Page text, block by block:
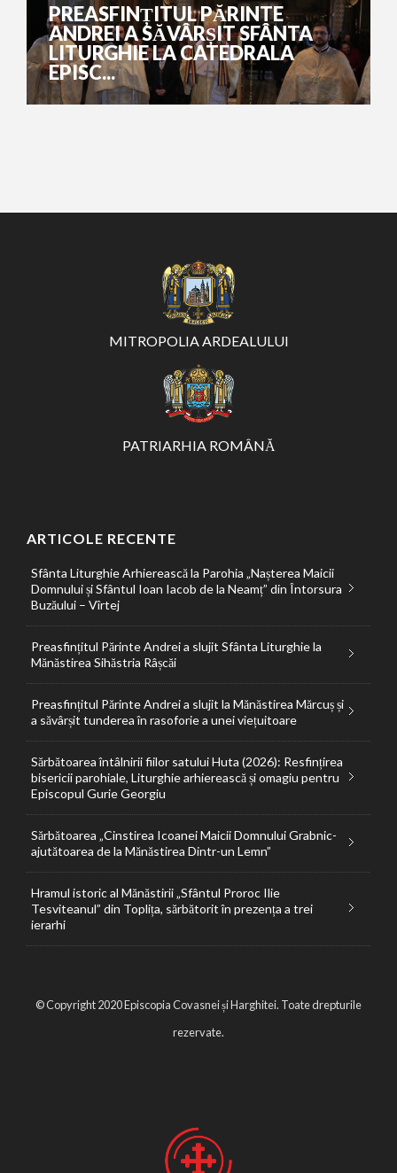
PREASFINȚITUL PĂRINTE
ANDREI A SĂVÂRȘIT SFÂNTA
LITURGHIE LA CATEDRALA
EPISC...
MITROPOLIA ARDEALULUI
PATRIARHIA ROMÂNĂ
ARTICOLE RECENTE
Sfânta Liturghie Arhierească la Parohia „Nașterea Maicii
Domnului și Sfântul Ioan Iacob de la Neamț” din Întorsura
Buzăului – Vîrtej
Preasfințitul Părinte Andrei a slujit Sfânta Liturghie la
Mănăstirea Sihăstria Râșcăi
Preasfințitul Părinte Andrei a slujit la Mănăstirea Mărcuș și
a săvârșit tunderea în rasoforie a unei viețuitoare
Sărbătoarea întâlnirii fiilor satului Huta (2026): Resfințirea
bisericii parohiale, Liturghie arhierească și omagiu pentru
Episcopul Gurie Georgiu
Sărbătoarea „Cinstirea Icoanei Maicii Domnului Grabnic-
ajutătoarea de la Mănăstirea Dintr-un Lemn”
Hramul istoric al Mănăstirii „Sfântul Proroc Ilie
Tesviteanul” din Toplița, sărbătorit în prezența a trei
ierarhi
© Copyright 2020 Episcopia Covasnei și Harghitei. Toate drepturile
rezervate.